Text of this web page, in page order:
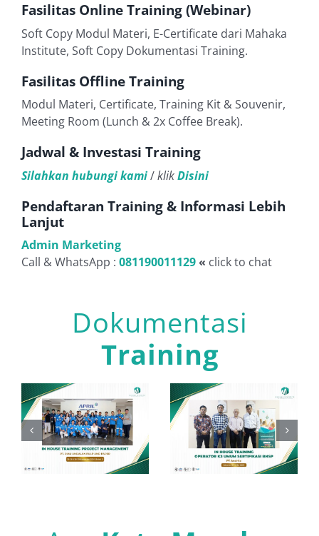
Fasilitas Online Training (Webinar)
Soft Copy Modul Materi, E-Certificate dari Mahaka
Institute, Soft Copy Dokumentasi Training.
Fasilitas Offline Training
Modul Materi, Certificate, Training Kit & Souvenir,
Meeting Room (Lunch & 2x Coffee Break).
Jadwal & Investasi Training
Silahkan hubungi kami/klikDisini
Pendaftaran Training & Informasi Lebih
Lanjut
Admin Marketing
Call & WhatsApp : 081190011129« click to chat
Dokumentasi
Training